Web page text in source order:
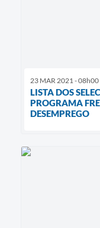
23 MAR 2021 - 08h00
LISTA DOS
PROGRAMA
DESEMPREGO